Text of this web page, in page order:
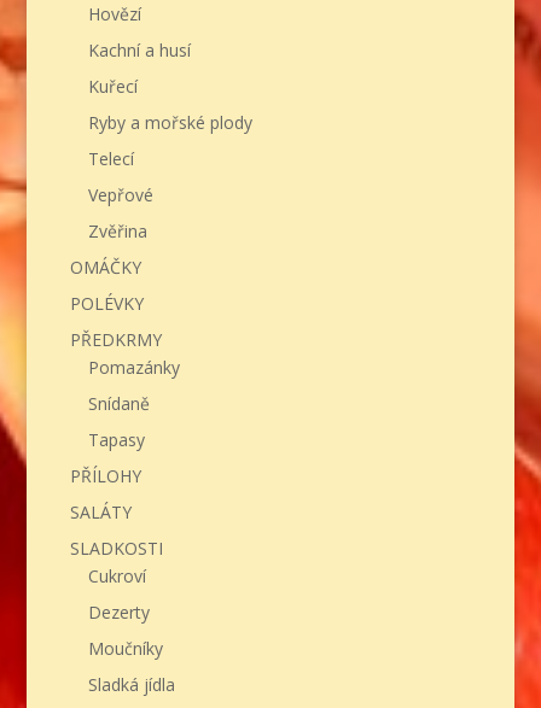
Hovězí
Kachní a husí
Kuřecí
Ryby a mořské plody
Telecí
Vepřové
Zvěřina
OMÁČKY
POLÉVKY
PŘEDKRMY
Pomazánky
Snídaně
Tapasy
PŘÍLOHY
SALÁTY
SLADKOSTI
Cukroví
Dezerty
Moučníky
Sladká jídla